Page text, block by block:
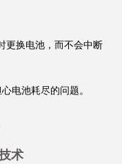
更换电池，而不会中断
电池耗尽的问题。
术